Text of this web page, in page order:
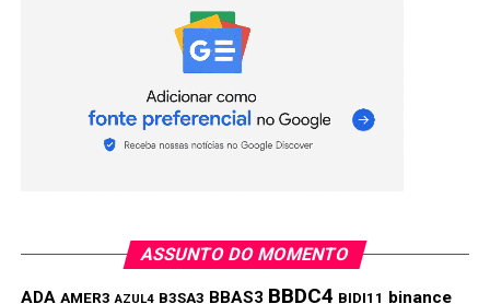
ASSUNTO DO MOMENTO
ADA AMER3 AZUL4 B3SA3 BBAS3 BBDC4 BIDI11 binance